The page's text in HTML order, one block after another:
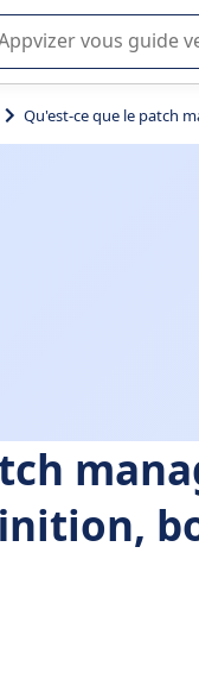
dans l'utilisation ou
Qu'est-ce que le patch